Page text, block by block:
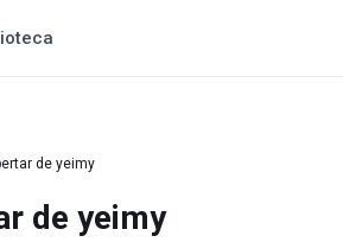
de yeimy
de yeimy